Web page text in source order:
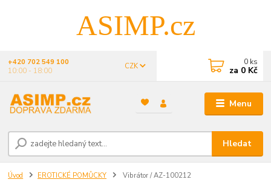
ASIMP.cz
Menu
CZK
Hledat
+420 702 549 100
10:00 - 18:00
0 ks
za 0 Kč
Úvod EROTICKÉ POMŮCKY Vibrátor / AZ-100212